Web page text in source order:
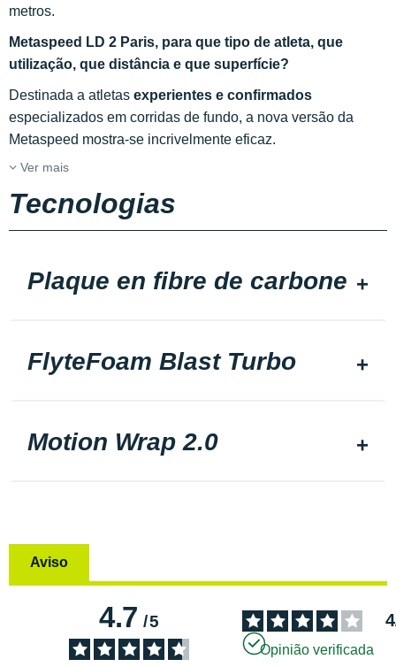
metros.
Metaspeed LD 2 Paris, para que tipo de atleta, que
utilização, que distância e que superfície?
Destinada a atletas experientes e confirmados
especializados em corridas de fundo, a nova versão da
Metaspeed mostra-se incrivelmente eficaz.
Ver mais
Tecnologias
Plaque en fibre de carbone
FlyteFoam Blast Turbo
Motion Wrap 2.0
Aviso
4.7/5 4
Opinião verificada